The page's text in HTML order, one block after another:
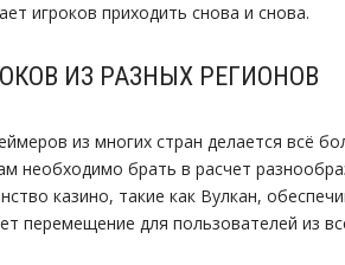
игроков приходить снова и снова.
ИЗ РАЗНЫХ РЕГИОНОВ
из многих стран делается всё
необходимо брать в расчет
казино, такие как Вулкан,
перемещение для пользователей из